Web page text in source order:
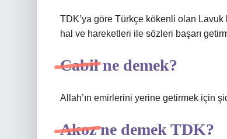
TDK’ya göre Türkçe kökenli olan
hal ve hareketleri ile sözleri başarı
Cabil ne demek?
Allah’ın emirlerini yerine getirmek için
Akoz ne demek TDK?